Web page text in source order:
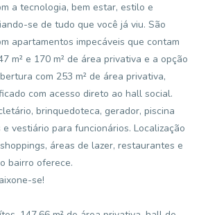
a tecnologia, bem estar, estilo e
se de tudo que você já viu. São
apartamentos impecáveis que contam
m² e 170 m² de área privativa e a opção
com 253 m² de área privativa,
com acesso direto ao hall social.
brinquedoteca, gerador, piscina
vestiário para funcionários. Localização
áreas de lazer, restaurantes e
bairro oferece.
se!